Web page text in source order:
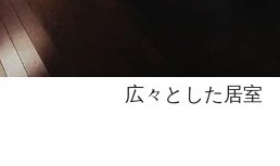
広々とした居室